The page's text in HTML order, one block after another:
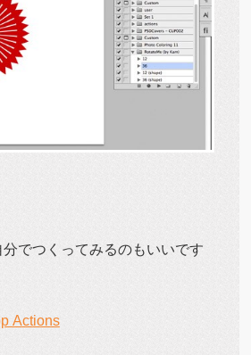
でつくってみるのもいいです
Actions